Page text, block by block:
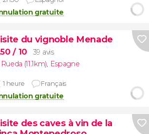
gratuite
du vignoble Menade
/ 10
39 avis
Rueda (11.1km), Espagne
1 heure Français
gratuite
des caves à vin de la